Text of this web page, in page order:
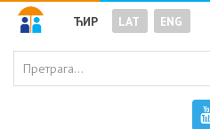
ЋИР LAT ENG